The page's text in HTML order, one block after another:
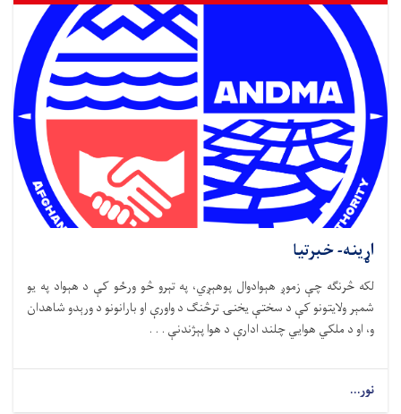
اړینه- خبرتیا
لکه څرنګه چې زموږ هېوادوال پوهېږي، په تېرو څو ورځو کې د هېواد په یو
شمېر ولایتونو کې د سختې یخنۍ ترڅنګ د واورې او بارانونو د ورېدو شاهدان
و، او د ملکي هوايي چلند ادارې د هوا پېژندنې . . .
نور...